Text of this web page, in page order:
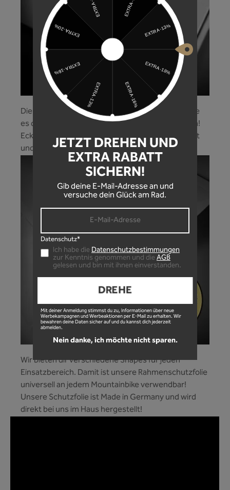
Die präzisen Formcuts der Rahmenschutzfolie, die
es dir ermöglichen jede Rahmenform zu schützen!
Ecken und Kanten werden mit Leichtigkeit beklebt
und dein Bike optimal geschützt!
Wir bieten dir verschiedene Shapes für jeden
Einsatzbereich. Damit ist unsere Rahmenschutzfolie
universell an jedem Mountainbike verwendbar!
Unsere Schutzfolie ist Made in Germany und wird
direkt bei uns im Haus hergestellt!
JETZT DREHEN UND
EXTRA RABATT
SICHERN!
Gib deine E-Mail-Adresse an und
versuche dein Glück am Rad.
Datenschutz*
Ich habe die Datenschutzbestimmungen
zur Kenntnis genommen und die AGB
gelesen und bin mit ihnen einverstanden.
DREHE
Mit deiner Anmeldung stimmst du zu, Informationen über neue
Werbekampagnen und Werbeaktionen per E-Mail zu erhalten. Wir
bewahren deine Daten sicher auf und du kannst dich jederzeit
abmelden.
Nein danke, ich möchte nicht sparen.